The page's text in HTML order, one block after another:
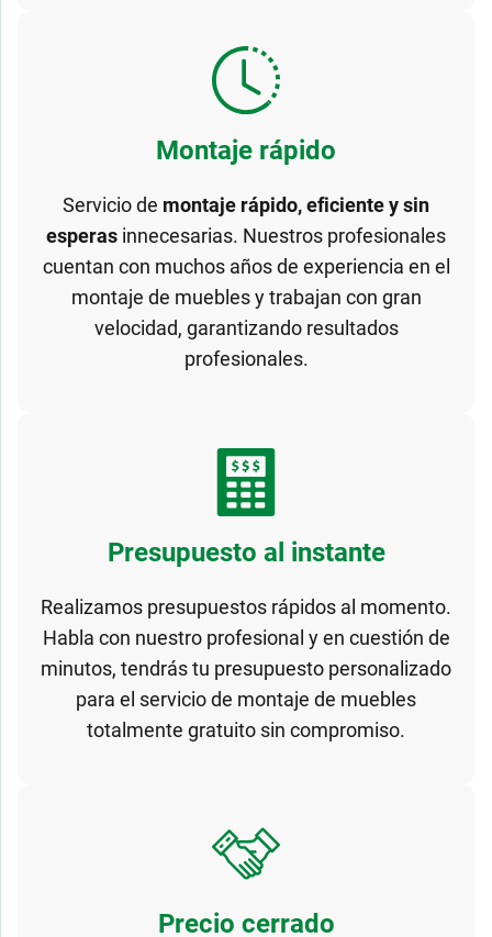
Montaje rápido
Servicio de montaje rápido, eficiente y sin
esperas innecesarias. Nuestros profesionales
cuentan con muchos años de experiencia en el
montaje de muebles y trabajan con gran
velocidad, garantizando resultados
profesionales.
Presupuesto al instante
Realizamos presupuestos rápidos al momento.
Habla con nuestro profesional y en cuestión de
minutos, tendrás tu presupuesto personalizado
para el servicio de montaje de muebles
totalmente gratuito sin compromiso.
Precio cerrado